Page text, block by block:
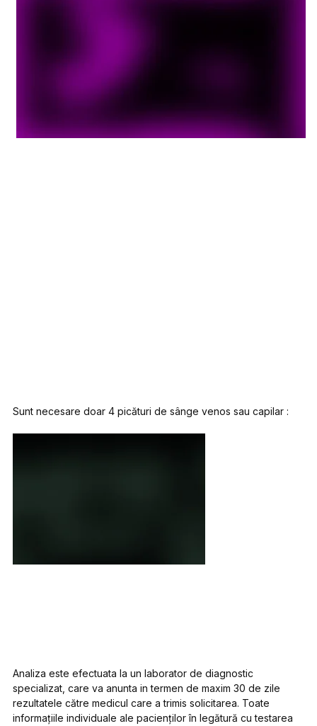
Sunt necesare doar 4 picături de sânge venos sau capilar :
Analiza este efectuata la un laborator de diagnostic
specializat, care va anunta in termen de maxim 30 de zile
rezultatele către medicul care a trimis solicitarea. Toate
informaţiile individuale ale pacienţilor în legătură cu testarea